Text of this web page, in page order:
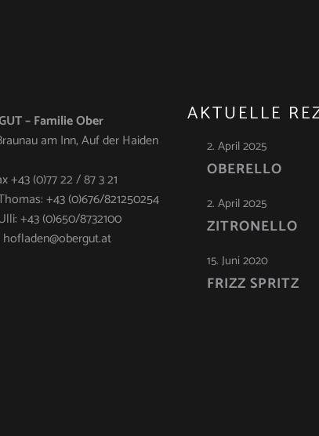
– Familie Ober
am Inn, Auf der Haiden
+43 (0)77 22 / 87 3 21
+43 (0)676/821250254
+43 (0)650/8732100
hofladen@obergut.at
AKTUELLE
2. April 2025
OBERELLO
2. April 2025
ZITRONELLO
15. Juni 2020
FRIZZ SPRITZ